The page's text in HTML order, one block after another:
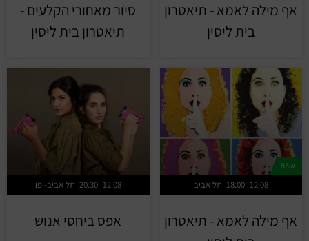
אף מילה לאמא - תיאטרון
בית ליסין
סיור מאחורי הקלעים -
תיאטרון בית ליסין
85₪
תל אביב 18:00 12.08
אף מילה לאמא - תיאטרון
תל אביב-יפו 20:30 12.08
אפס ביחסי אנוש